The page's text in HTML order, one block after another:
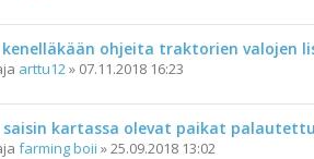
ohjeita traktorien valojen
arttu12» 07.11.2018 16:23
kartassa olevat paikat
farming boii »25.09.2018 13:02